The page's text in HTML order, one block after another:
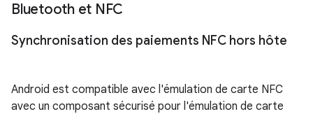
Bluetooth et NFC
Synchronisation des paiements NFC hors hôte
Android est compatible avec l'émulation de carte NFC
avec un composant sécurisé pour l'émulation de carte